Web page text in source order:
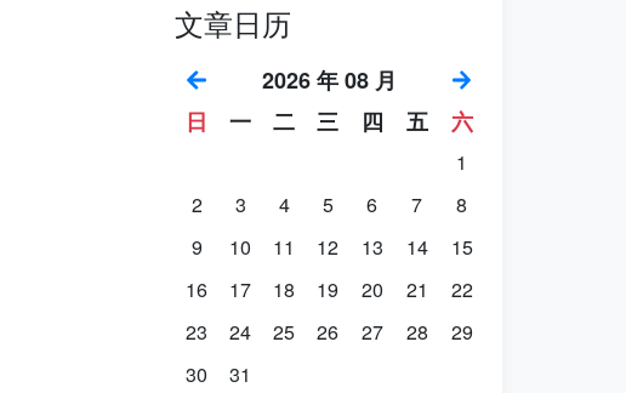
文章日历
2026 年 08 月
日
一 二 三 四 五 六
1
2
3 4 5 6 7
8
9
10 11 12 13 14
15
16
17 18 19 20 21
22
23
24 25 26 27 28
29
30
31